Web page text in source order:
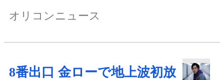
オリコンニュース
8番出口 金ローで地上波初放